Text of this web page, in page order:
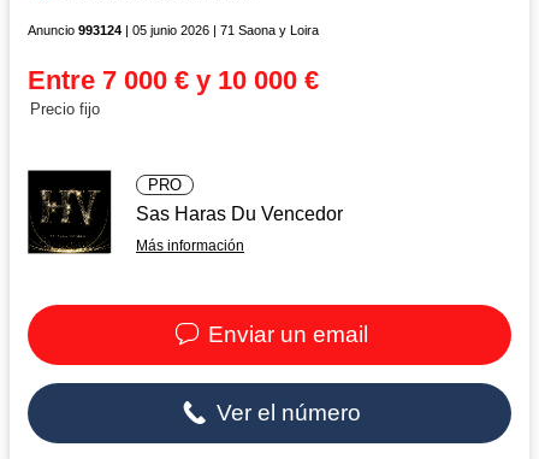
Anuncio 993124 | 05 junio 2026 | 71 Saona y Loira
Entre 7 000 € y 10 000 €
Precio fijo
PRO
Sas Haras Du Vencedor
Más información
Enviar un email
Ver el número